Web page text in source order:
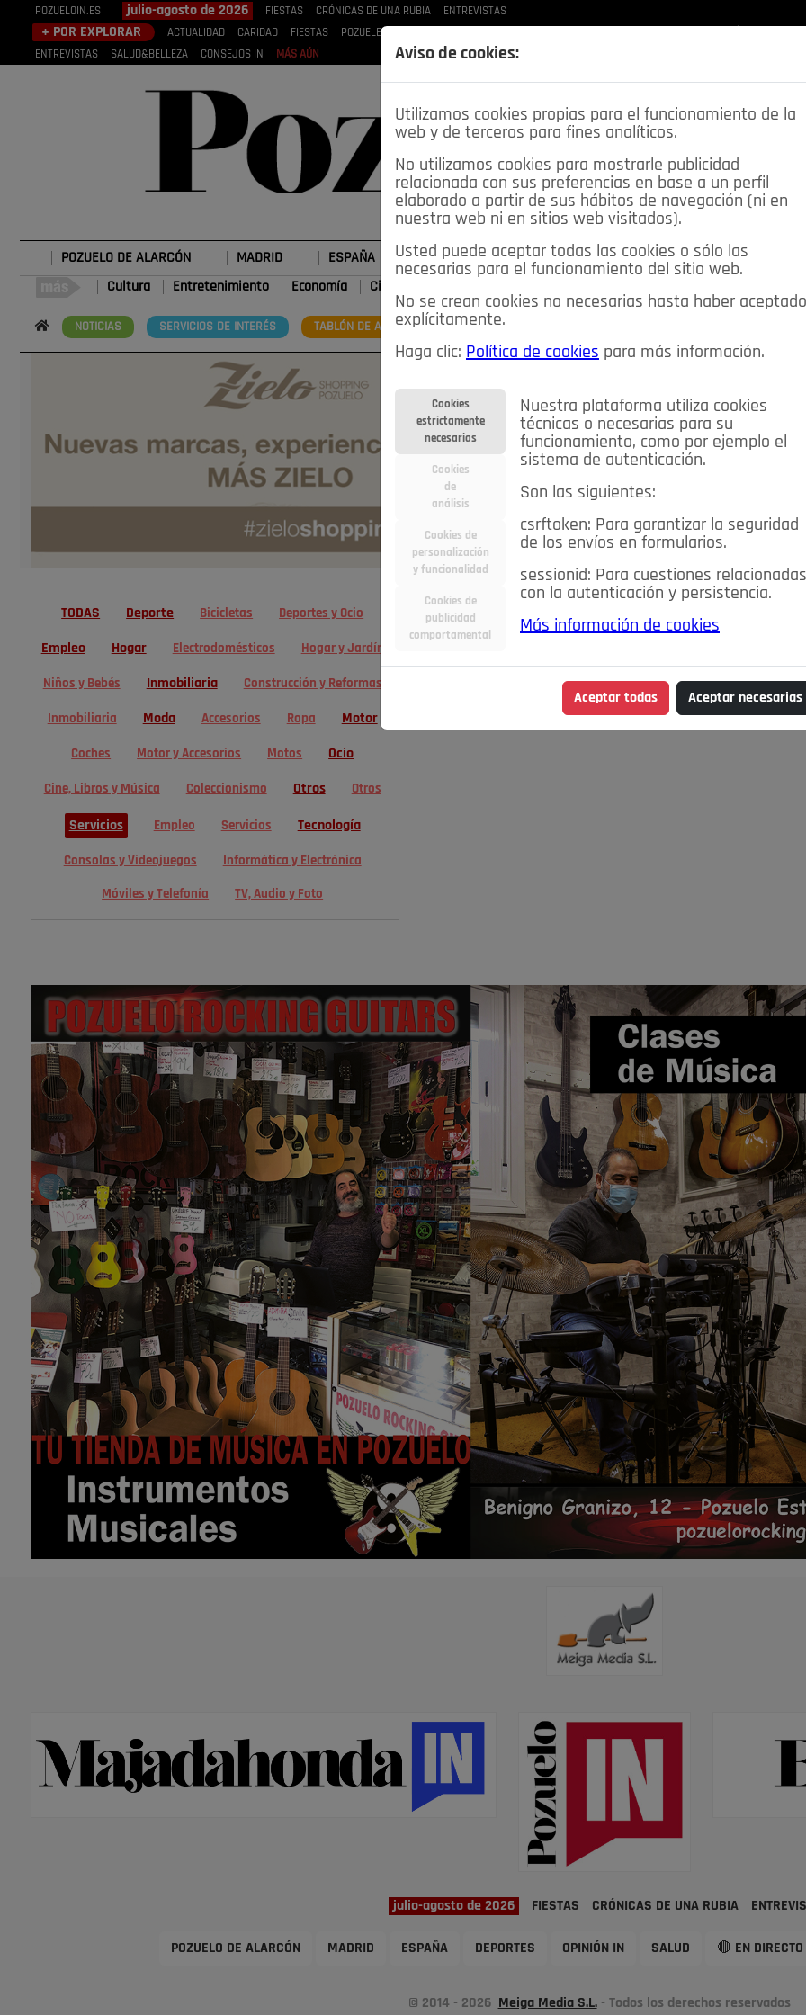
POZUELOIN.ES julio-agosto de 2026 FIESTAS CRÓNICAS DE UNA RUBIA ENTREVISTAS
+ POR EXPLORAR ACTUALIDAD CARIDAD FIESTAS POZUELEROS
ENTREVISTAS
SALUD&BELLEZA CONSEJOS IN MÁS AÚN
POZUELO DE ALARCÓN MADRID ESPAÑA DEPORTES OPINIÓN IN SALUD 🔴 EN DIRECTO
Cultura Entretenimiento Economía Ciencia&Tecnología
NOTICIAS SERVICIOS DE INTERÉS TABLÓN DE ANUNCIOS MIS ANUNCIOS
TODAS Deporte Bicicletas Deportes y Ocio
Empleo Hogar Electrodomésticos Hogar y Jardín
Niños y Bebés Inmobiliaria Construcción y Reformas
Inmobiliaria Moda Accesorios Ropa Motor
Coches Motor y Accesorios Motos Ocio
Cine, Libros y Música Coleccionismo Otros Otros
Servicios Empleo Servicios Tecnología
Consolas y Videojuegos Informática y Electrónica
Móviles y Telefonía TV, Audio y Foto
Aviso de cookies:
Utilizamos cookies propias para el funcionamiento de la
web y de terceros para fines analíticos.
No utilizamos cookies para mostrarle publicidad
relacionada con sus preferencias en base a un perfil
elaborado a partir de sus hábitos de navegación (ni en
nuestra web ni en sitios web visitados).
Usted puede aceptar todas las cookies o sólo las
necesarias para el funcionamiento del sitio web.
No se crean cookies no necesarias hasta haber aceptado
explícitamente.
Haga clic: Política de cookies para más información.
Cookies
estrictamente
necesarias
Cookies
de
análisis
Cookies de
personalización
y funcionalidad
Cookies de
publicidad
comportamental
Nuestra plataforma utiliza cookies
técnicas o necesarias para su
funcionamiento, como por ejemplo el
sistema de autenticación.
Son las siguientes:
csrftoken: Para garantizar la seguridad
de los envíos en formularios.
sessionid: Para cuestiones relacionadas
con la autenticación y persistencia.
Más información de cookies
Aceptar todas Aceptar necesarias
julio-agosto de 2026 FIESTAS CRÓNICAS DE UNA RUBIA
POZUELO DE ALARCÓN MADRID ESPAÑA DEPORTES OPINIÓN IN SALUD 🔴 EN DIRECTO
© 2014 - 2026 Meiga Media S.L.- Todos los derechos reservados